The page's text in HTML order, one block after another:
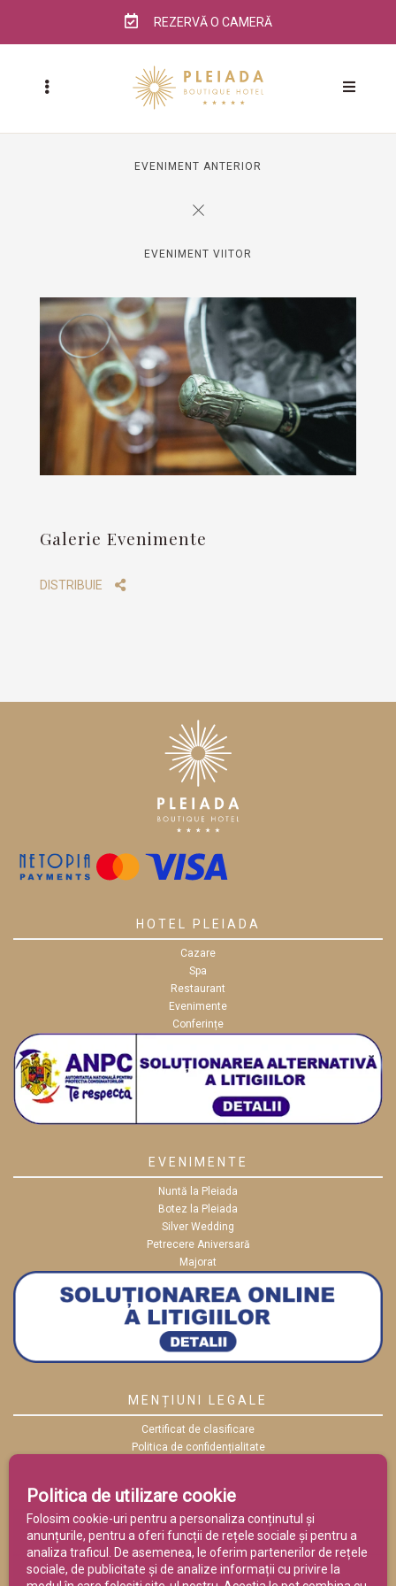
REZERVĂ O CAMERĂ
EVENIMENT ANTERIOR
EVENIMENT VIITOR
Galerie Evenimente
DISTRIBUIE
HOTEL PLEIADA
Cazare
Spa
Restaurant
Evenimente
Conferințe
EVENIMENTE
Nuntă la Pleiada
Botez la Pleiada
Silver Wedding
Petrecere Aniversară
Majorat
MENȚIUNI LEGALE
Certificat de clasificare
Politica de confidențialitate
Termeni și condiții
Politica de utilizare cookie
Folosim cookie-uri pentru a personaliza conținutul și
anunțurile, pentru a oferi funcții de rețele sociale și pentru a
analiza traficul. De asemenea, le oferim partenerilor de rețele
sociale, de publicitate și de analize informații cu privire la